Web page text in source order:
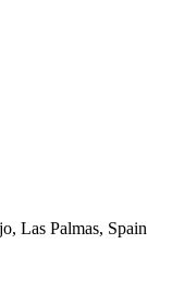
Las Palmas, Spain